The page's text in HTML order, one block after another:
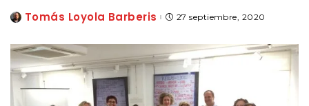
Posted
Tomás Loyola Barberis 27 septiembre, 2020